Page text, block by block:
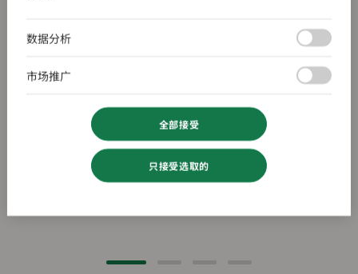
数据分析
市场推广
全部接受
只接受选取的